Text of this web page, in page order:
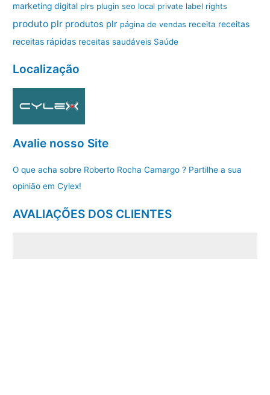
marketing digital plrs plugin seo local private label rights
produto plr produtos plr página de vendas receita receitas
receitas rápidas receitas saudáveis Saúde
Localização
Avalie nosso Site
O que acha sobre Roberto Rocha Camargo ? Partilhe a sua
opinião em Cylex!
AVALIAÇÕES DOS CLIENTES